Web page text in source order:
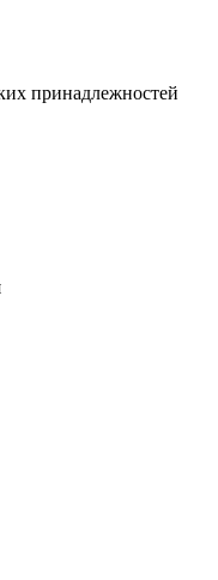
принадлежностей